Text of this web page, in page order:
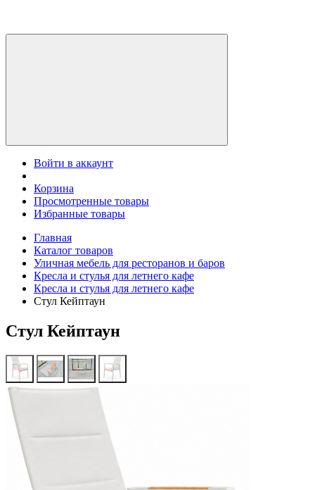
Войти в аккаунт
Корзина
Просмотренные товары
Избранные товары
Главная
Каталог товаров
Уличная мебель для ресторанов и баров
Кресла и стулья для летнего кафе
Кресла и стулья для летнего кафе
Стул Кейптаун
Стул Кейптаун